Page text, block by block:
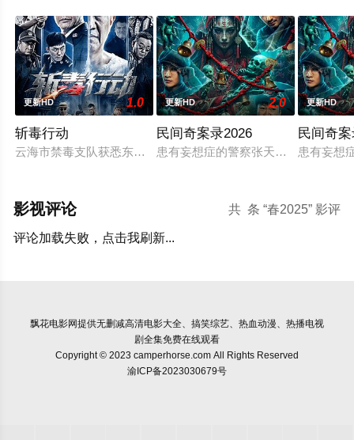
更新HD 1.0
斩毒行动
云海市禁毒支队获悉东南亚毒王廖爷将携600余公斤毒品来云交
更新HD 2.0
民间奇案录2026
患有妄想症的警察张天盛遇上一起离
更新HD
民间奇
患有妄想
共 条 “春2025” 影评
影视评论
评论加载失败，点击我刷新...
飘花电影网提供无删减高清电影大全、搞笑综艺、热血动漫、热播电视
剧全集免费在线观看
Copyright © 2023 camperhorse.com All Rights Reserved
渝ICP备2023030679号